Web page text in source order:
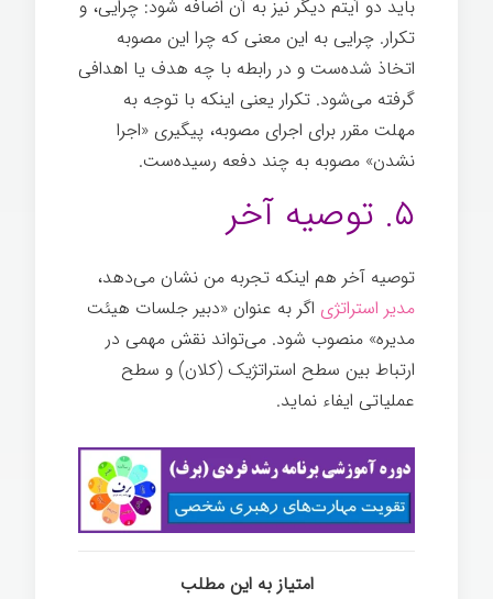
باید دو آیتم دیگر نیز به آن اضافه شود: چرایی، و
تکرار. چرایی به این معنی که چرا این مصوبه
اتخاذ شده‌ست و در رابطه با چه هدف یا اهدافی
گرفته می‌شود. تکرار یعنی اینکه با توجه به
مهلت مقرر برای اجرای مصوبه، پیگیری «اجرا
نشدن» مصوبه به چند دفعه رسیده‌ست.
۵. توصیه آخر
توصیه آخر هم اینکه تجربه من نشان می‌دهد،
مدیر استراتژی اگر به عنوان «دبیر جلسات هیئت
مدیره» منصوب شود. می‌تواند نقش مهمی در
ارتباط بین سطح استراتژیک (کلان) و سطح
عملیاتی ایفاء نماید.
امتیاز به این مطلب